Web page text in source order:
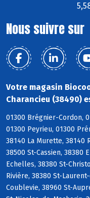
Nous suivre sur
Votre magasin
Charancieu (38490)
01300 Brégnier-Cordon,
01300 Peyrieu, 01300
38140 La Murette, 38140
38500 St-Cassien,
Echelles, 38380 St-
Rivière, 38380 St-
Coublevie, 38960 St-